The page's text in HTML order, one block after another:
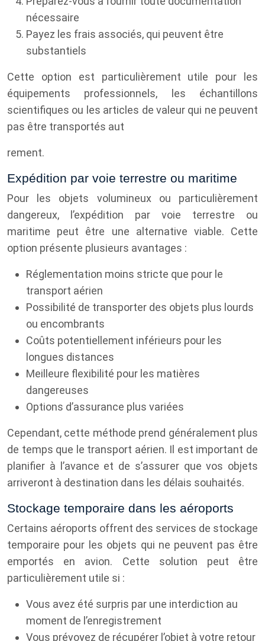
nécessaire
Payez les frais associés, qui peuvent être
substantiels
Cette option est particulièrement utile pour les
équipements professionnels, les échantillons
scientifiques ou les articles de valeur qui ne peuvent
pas être transportés aut
rement.
Expédition par voie terrestre ou maritime
Pour les objets volumineux ou particulièrement
dangereux, l’expédition par voie terrestre ou
maritime peut être une alternative viable. Cette
option présente plusieurs avantages :
Réglementation moins stricte que pour le
transport aérien
Possibilité de transporter des objets plus lourds
ou encombrants
Coûts potentiellement inférieurs pour les
longues distances
Meilleure flexibilité pour les matières
dangereuses
Options d’assurance plus variées
Cependant, cette méthode prend généralement plus
de temps que le transport aérien. Il est important de
planifier à l’avance et de s’assurer que vos objets
arriveront à destination dans les délais souhaités.
Stockage temporaire dans les aéroports
Certains aéroports offrent des services de stockage
temporaire pour les objets qui ne peuvent pas être
emportés en avion. Cette solution peut être
particulièrement utile si :
Vous avez été surpris par une interdiction au
moment de l’enregistrement
Vous prévoyez de récupérer l’objet à votre retour